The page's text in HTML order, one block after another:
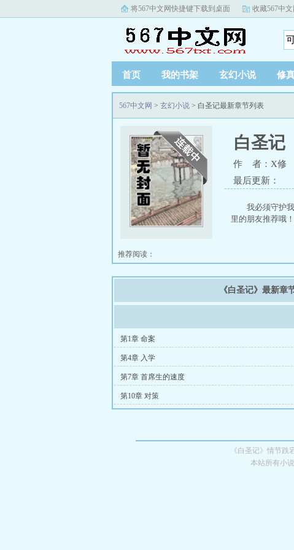
将567中文网快捷键下载到桌面 收藏567中文
首页 我的书架 玄幻小说 修
567中文网 > 玄幻小说 > 白圣记最新章节列表
白圣记
作 者：X修
最后更新：
我必须守护
里的朋友推荐哦！
推荐阅读：
《白圣记》最新章
第1章 命案
第4章 入学
第7章 首席生的速度
第10章 对策
《白圣记》情节
本站所有小